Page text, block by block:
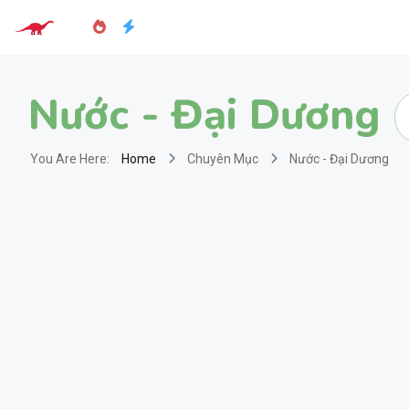
Nước - Đại Dương
You Are Here: Home Chuyên Mục Nước - Đại Dương